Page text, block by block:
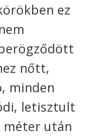
ez
nőtt,
minden
letisztult
méter után